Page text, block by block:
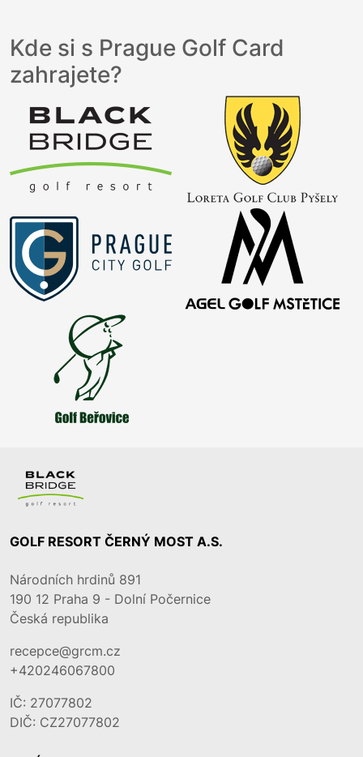
Kde si s Prague Golf Card
zahrajete?
GOLF RESORT ČERNÝ MOST A.S.
Národních hrdinů 891
190 12 Praha 9 - Dolní Počernice
Česká republika
recepce@grcm.cz
+420246067800
IČ: 27077802
DIČ: CZ27077802